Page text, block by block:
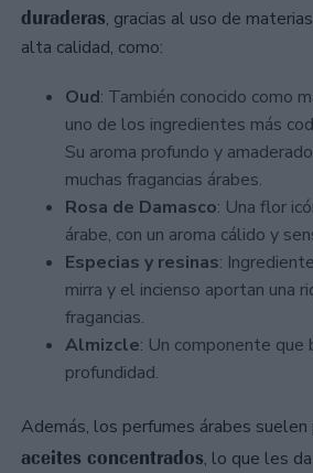
duraderas, gracias al uso de
alta calidad, como:
Oud: También conocido como
uno de los ingredientes más
Su aroma profundo y
muchas fragancias árabes.
Rosa de Damasco: Una flor
árabe, con un aroma cálido y
Especias y resinas:
mirra y el incienso aportan una
fragancias.
Almizcle: Un componente que
profundidad.
Además, los perfumes árabes
aceites concentrados, lo que les